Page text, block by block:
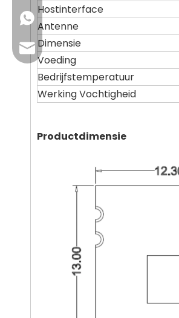
Hostinterface
Antenne
Dimensie
Voeding
Bedrijfstemperatuur
Werking Vochtigheid
Productdimensie
+86 13923714138
Zakelijk e-mailadres:
Technische ondersteuning: